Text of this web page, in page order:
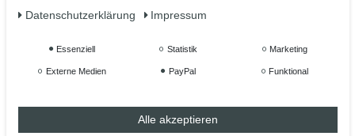
- Hochwertige Keramiktasse mit C-förmigem Henkel
- Hochweiß, glänzende Oberfläche
auf 2.000 Spülmaschinengänge)
- Mikrowellenbeständig nach BS EN 15284:2007
Daten­schutz­erklärung
Impressum
Essenziell Statistik Marketing
Externe Medien PayPal Funktional
Alle akzeptieren